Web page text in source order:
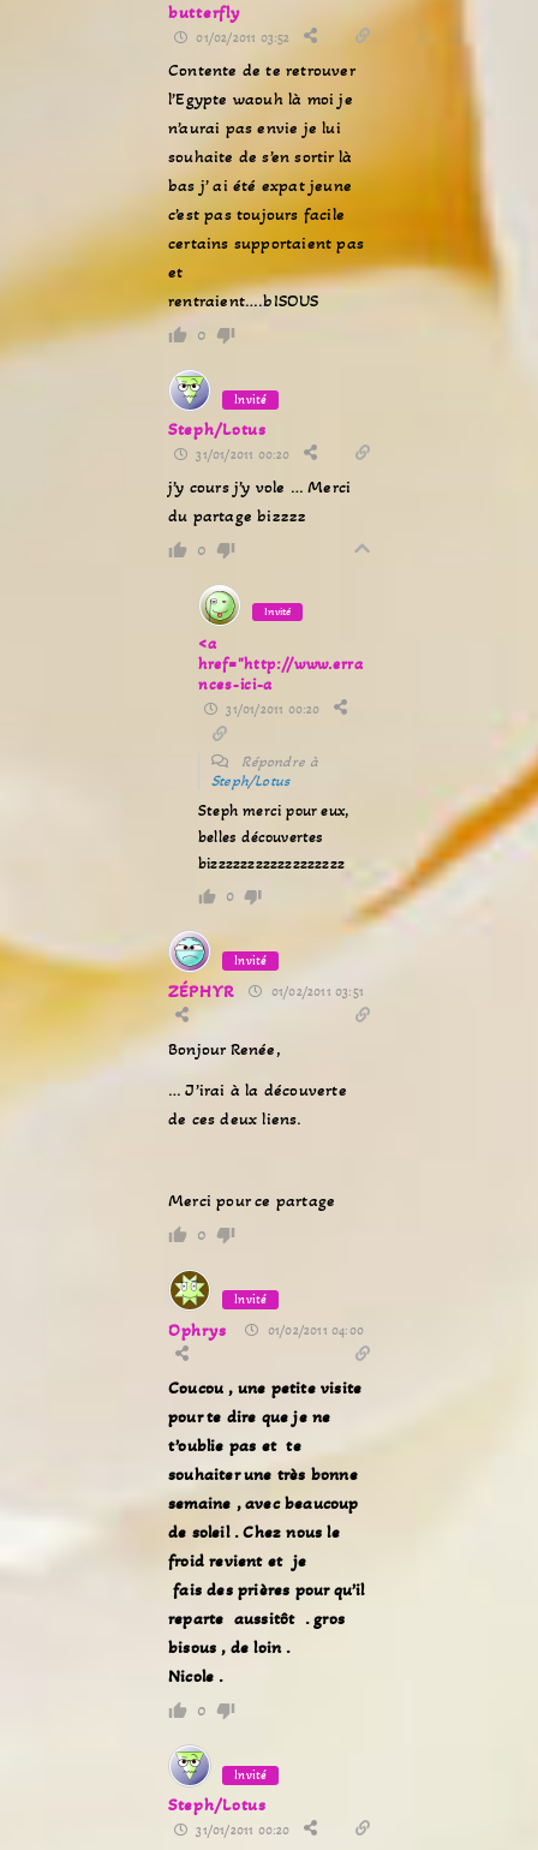
butterfly
01/02/2011 03:52
Contente de te retrouver
l’Egypte waouh là moi je
n’aurai pas envie je lui
souhaite de s’en sortir là
bas j’ ai été expat jeune
c’est pas toujours facile
certains supportaient pas
et
rentraient….bISOUS
0
Invité
Steph/Lotus
31/01/2011 00:20
j’y cours j’y vole … Merci
du partage bizzzz
0
Invité
<a
href="http://www.erra
nces-ici-a
31/01/2011 00:20
Répondre à
Steph/Lotus
Steph merci pour eux,
belles découvertes
bizzzzzzzzzzzzzzzzzz
0
Invité
ZÉPHYR 01/02/2011 03:51
Bonjour Renée,
… J’irai à la découverte
de ces deux liens.
Merci pour ce partage
0
Invité
Ophrys 01/02/2011 04:00
Coucou , une petite visite
pour te dire que je ne
t’oublie pas et te
souhaiter une très bonne
semaine , avec beaucoup
de soleil . Chez nous le
froid revient et je
fais des prières pour qu’il
reparte aussitôt . gros
bisous , de loin .
Nicole .
0
Invité
Steph/Lotus
31/01/2011 00:20